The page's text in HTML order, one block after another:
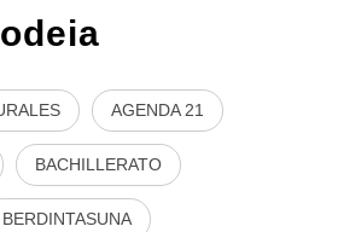
AGENDA 21
BACHILLERATO
BERDINTASUNA